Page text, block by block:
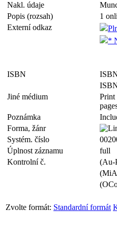
Nakl. údaje
Popis (rozsah)
1
Externí odkaz
*
ISBN
Jiné médium
Print
Poznámka
Forma, žánr
Systém. číslo
Úplnost záznamu
full
Kontrolní č.
(Au-
Zvolte formát: Standardní formát